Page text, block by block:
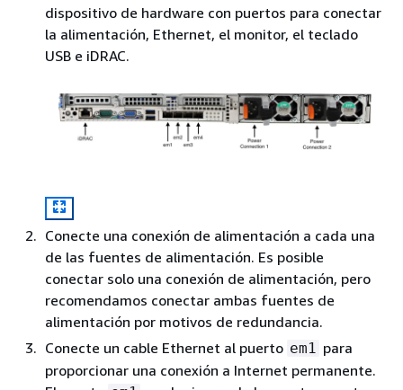
dispositivo de hardware con puertos para conectar
la alimentación, Ethernet, el monitor, el teclado
USB e iDRAC.
Conecte una conexión de alimentación a cada una
de las fuentes de alimentación. Es posible
conectar solo una conexión de alimentación, pero
recomendamos conectar ambas fuentes de
alimentación por motivos de redundancia.
Conecte un cable Ethernet al puerto em1 para
proporcionar una conexión a Internet permanente.